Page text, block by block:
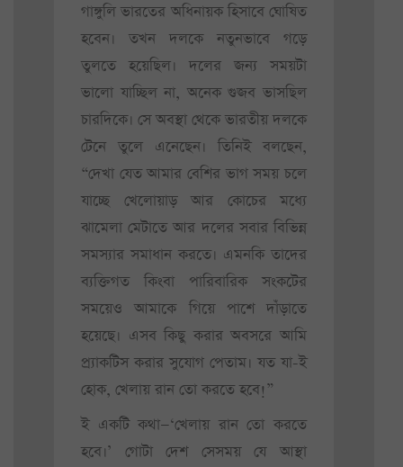
গাঙ্গুলি ভারতের অধিনায়ক হিসাবে ঘোষিত
হবেন। তখন দলকে নতুনভাবে গড়ে
তুলতে হয়েছিল। দলের জন্য সময়টা
ভালো যাচ্ছিল না, অনেক গুজব ভাসছিল
চারদিকে। সে অবস্থা থেকে ভারতীয় দলকে
টেনে তুলে এনেছেন। তিনিই বলছেন,
“দেখা যেত আমার বেশির ভাগ সময় চলে
যাচ্ছে খেলোয়াড় আর কোচের মধ্যে
ঝামেলা মেটাতে আর দলের সবার বিভিন্ন
সমস্যার সমাধান করতে। এমনকি তাদের
ব্যক্তিগত কিংবা পারিবারিক সংকটের
সময়েও আমাকে গিয়ে পাশে দাঁড়াতে
হয়েছে। এসব কিছু করার অবসরে আমি
প্র্যাকটিস করার সুযোগ পেতাম। যত যা-ই
হোক, খেলায় রান তো করতে হবে!”
ই একটি কথা—‘খেলায় রান তো করতে
হবে।’ গোটা দেশ সেসময় যে আস্থা